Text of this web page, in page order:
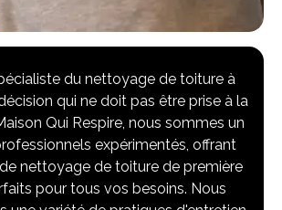
du nettoyage de toiture à
qui ne doit pas être prise à la
Qui Respire, nous sommes un
expérimentés, offrant
nettoyage de toiture de première
pour tous vos besoins. Nous